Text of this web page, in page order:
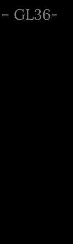
GL36-